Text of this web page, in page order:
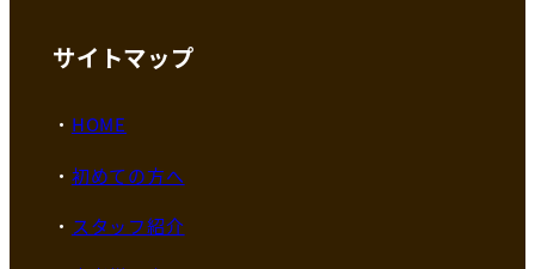
サイトマップ
HOME
初めての方へ
スタッフ紹介